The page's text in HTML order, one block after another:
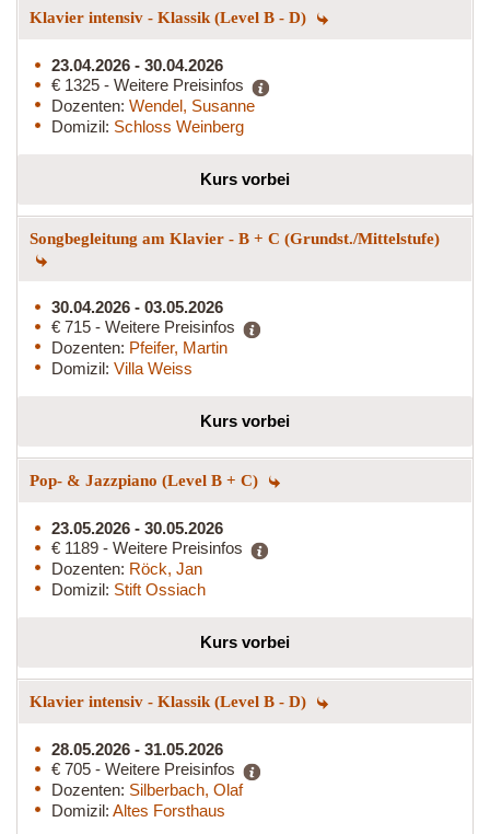
Klavier intensiv - Klassik (Level B - D)
23.04.2026 - 30.04.2026
€ 1325 - Weitere Preisinfos
Dozenten: Wendel, Susanne
Domizil: Schloss Weinberg
Kurs vorbei
Songbegleitung am Klavier - B + C (Grundst./Mittelstufe)
30.04.2026 - 03.05.2026
€ 715 - Weitere Preisinfos
Dozenten: Pfeifer, Martin
Domizil: Villa Weiss
Kurs vorbei
Pop- & Jazzpiano (Level B + C)
23.05.2026 - 30.05.2026
€ 1189 - Weitere Preisinfos
Dozenten: Röck, Jan
Domizil: Stift Ossiach
Kurs vorbei
Klavier intensiv - Klassik (Level B - D)
28.05.2026 - 31.05.2026
€ 705 - Weitere Preisinfos
Dozenten: Silberbach, Olaf
Domizil: Altes Forsthaus